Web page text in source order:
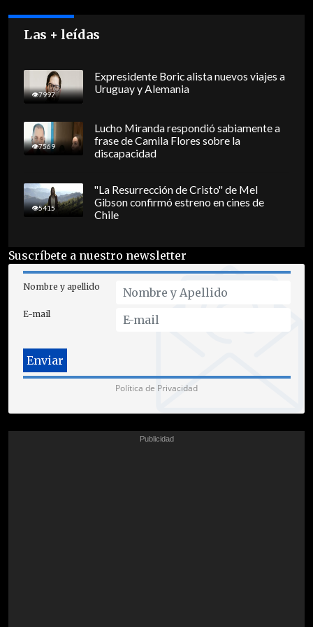
Las + leídas
7997
Expresidente Boric alista nuevos viajes a
Uruguay y Alemania
7569
Lucho Miranda respondió sabiamente a
frase de Camila Flores sobre la
discapacidad
5415
"La Resurrección de Cristo" de Mel
Gibson confirmó estreno en cines de
Chile
Suscríbete a nuestro newsletter
Nombre y apellido
E-mail
Política de Privacidad